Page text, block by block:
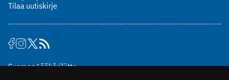
Tilaa uutiskirje
Suomen Lääkäriliitto